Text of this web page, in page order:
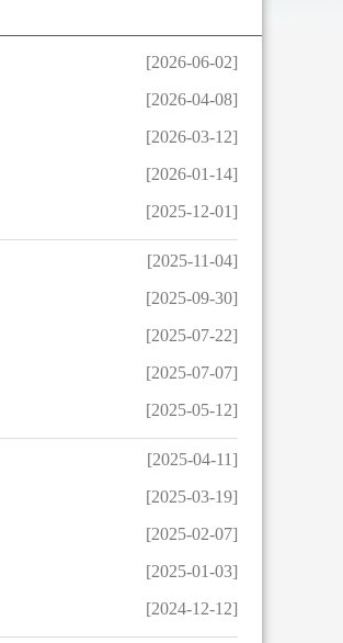
[2026-06-02]
[2026-04-08]
[2026-03-12]
[2026-01-14]
[2025-12-01]
[2025-11-04]
[2025-09-30]
[2025-07-22]
[2025-07-07]
[2025-05-12]
[2025-04-11]
[2025-03-19]
[2025-02-07]
[2025-01-03]
[2024-12-12]